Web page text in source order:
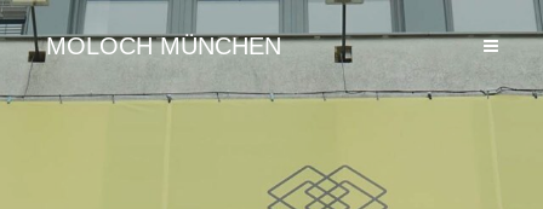
MOLOCH MÜNCHEN